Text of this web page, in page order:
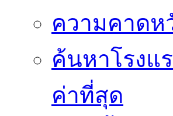
ความคาดห
ค้นหาโรงแ
ค่าที่สุด